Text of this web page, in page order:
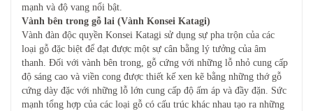
mạnh và độ vang nổi bật.
Vành bên trong gỗ lai (Vành Konsei Katagi)
Vành đàn độc quyền Konsei Katagi sử dụng sự pha trộn của các
loại gỗ đặc biệt để đạt được một sự cân bằng lý tưởng của âm
thanh. Đối với vành bên trong, gỗ cứng với những lỗ nhỏ cung cấp
độ sáng cao và viền cong được thiết kế xen kẽ bằng những thớ gỗ
cứng dày đặc với những lỗ lớn cung cấp độ ấm áp và đầy đặn. Sức
mạnh tổng hợp của các loại gỗ có cấu trúc khác nhau tạo ra những